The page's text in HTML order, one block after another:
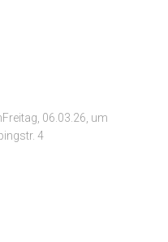
06.03.26, um
4